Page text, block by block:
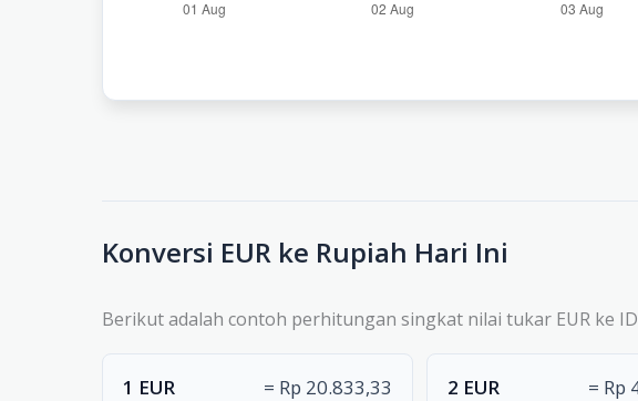
Konversi EUR ke Rupiah Hari Ini
Berikut adalah contoh perhitungan singkat nilai tukar EUR ke
1 EUR = Rp 20.833,33 2 EUR = Rp